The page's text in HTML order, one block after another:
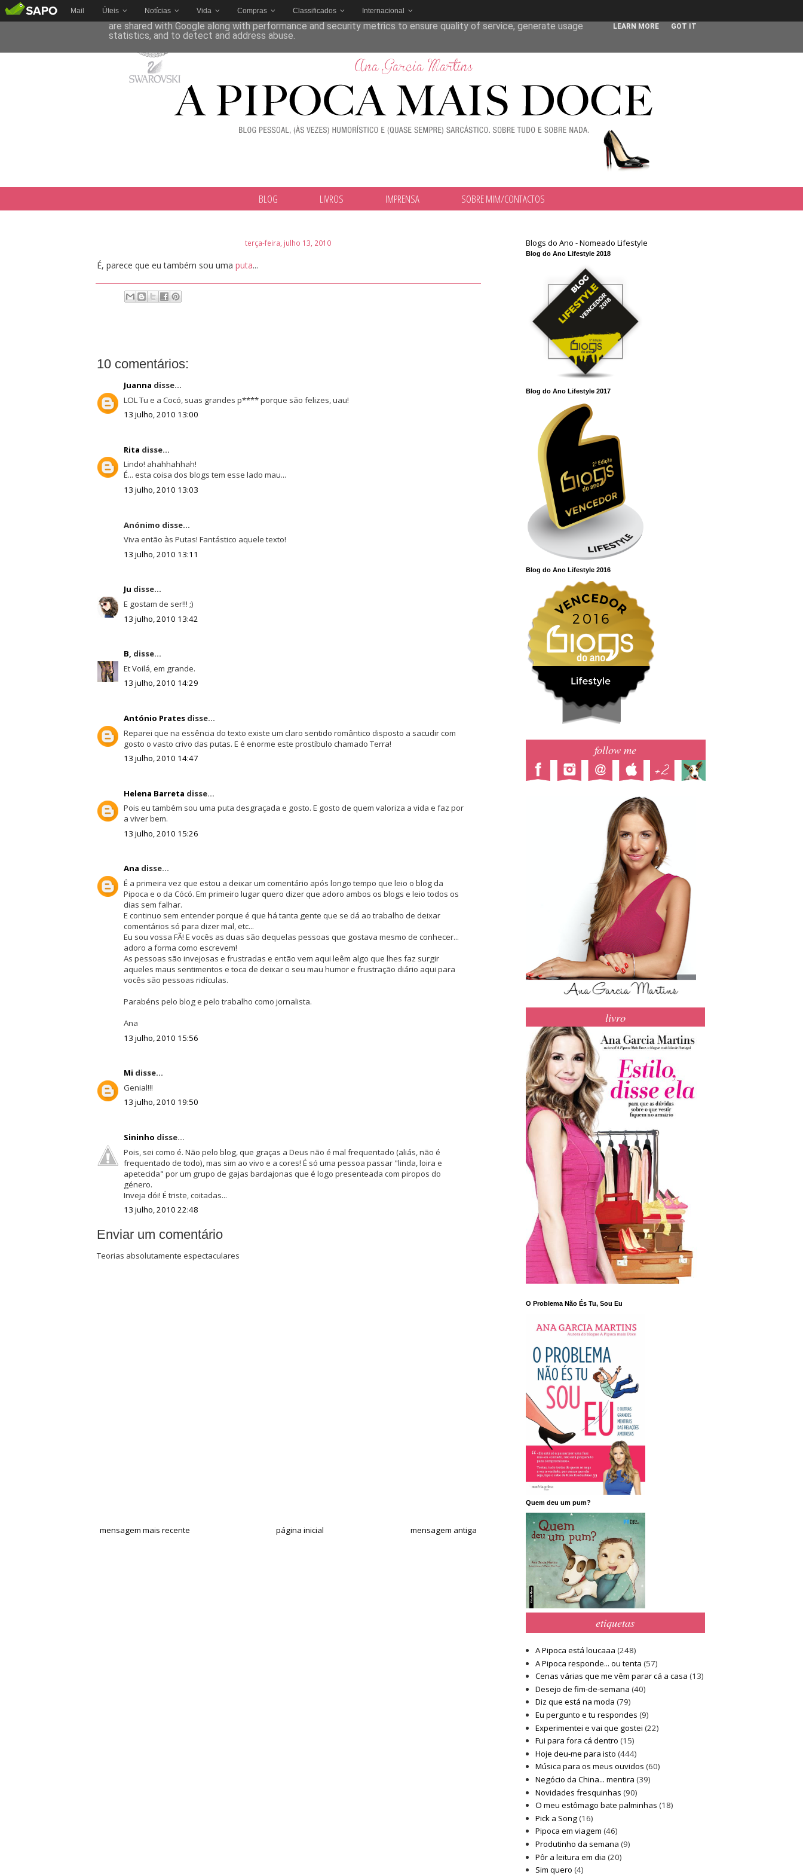
Mail Úteis Notícias Vida Compras Classificados Internacional
BLOG LIVROS IMPRENSA SOBRE MIM/CONTACTOS
terça-feira, julho 13, 2010
É, parece que eu também sou uma puta...
10 comentários:
Juanna disse...
LOL Tu e a Cocó, suas grandes p**** porque são felizes, uau!
13 julho, 2010 13:00
Rita disse...
Lindo! ahahhahhah!
É... esta coisa dos blogs tem esse lado mau...
13 julho, 2010 13:03
Anónimo disse...
Viva então às Putas! Fantástico aquele texto!
13 julho, 2010 13:11
Ju disse...
E gostam de ser!!! ;)
13 julho, 2010 13:42
B, disse...
Et Voilá, em grande.
13 julho, 2010 14:29
António Pratesdisse...
Reparei que na essência do texto existe um claro sentido romântico disposto a sacudir com
gosto o vasto crivo das putas. E é enorme este prostíbulo chamado Terra!
13 julho, 2010 14:47
Helena Barreta disse...
Pois eu também sou uma puta desgraçada e gosto. E gosto de quem valoriza a vida e faz por
a viver bem.
13 julho, 2010 15:26
Ana disse...
É a primeira vez que estou a deixar um comentário após longo tempo que leio o blog da
Pipoca e o da Cócó. Em primeiro lugar quero dizer que adoro ambos os blogs e leio todos os
dias sem falhar.
E continuo sem entender porque é que há tanta gente que se dá ao trabalho de deixar
comentários só para dizer mal, etc...
Eu sou vossa FÃ! E vocês as duas são dequelas pessoas que gostava mesmo de conhecer...
adoro a forma como escrevem!
As pessoas são invejosas e frustradas e então vem aqui leêm algo que lhes faz surgir
aqueles maus sentimentos e toca de deixar o seu mau humor e frustração diário aqui para
vocês são pessoas ridículas.
Parabéns pelo blog e pelo trabalho como jornalista.
Ana
13 julho, 2010 15:56
Mi disse...
Genial!!!
13 julho, 2010 19:50
Sininho disse...
Pois, sei como é. Não pelo blog, que graças a Deus não é mal frequentado (aliás, não é
frequentado de todo), mas sim ao vivo e a cores! É só uma pessoa passar "linda, loira e
apetecida" por um grupo de gajas bardajonas que é logo presenteada com piropos do
género.
Inveja dói! É triste, coitadas...
13 julho, 2010 22:48
Enviar um comentário
Teorias absolutamente espectaculares
mensagem mais recente mensagem antiga
página inicial
Blogs do Ano - Nomeado Lifestyle
Blog do Ano Lifestyle 2018
Blog do Ano Lifestyle 2017
Blog do Ano Lifestyle 2016
follow me
livro
O Problema Não És Tu, Sou Eu
Quem deu um pum?
etiquetas
A Pipoca está loucaaa (248)
A Pipoca responde... ou tenta (57)
Cenas várias que me vêm parar cá a casa (13)
Desejo de fim-de-semana (40)
Diz que está na moda (79)
Eu pergunto e tu respondes (9)
Experimentei e vai que gostei (22)
Fui para fora cá dentro (15)
Hoje deu-me para isto (444)
Música para os meus ouvidos (60)
Negócio da China... mentira (39)
Novidades fresquinhas (90)
O meu estômago bate palminhas (18)
Pick a Song(16)
Pipoca em viagem (46)
Produtinho da semana (9)
Pôr a leitura em dia (20)
Sim quero (4)
This site uses cookies from Google to deliver its services and to analyze traffic. Your IP address and user-agent
are shared with Google along with performance and security metrics to ensure quality of service, generate usage
statistics, and to detect and address abuse.
LEARN MORE GOT IT